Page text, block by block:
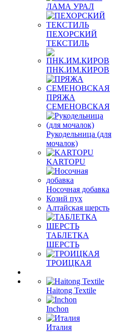
ЛАМА УРАЛ
ПЕХОРСКИЙ
ТЕКСТИЛЬ
ПНК.ИМ.КИРОВ
ПРЯЖА
СЕМЕНОВСКАЯ
Рукодельница (для
мочалок)
KARTOPU
Носочная добавка
Козий пух
Алтайская шерсть
ТАБЛЕTКА
ШЕРСТЬ
ТРОИЦКАЯ
Haitong Textilе
Inchon
Италия